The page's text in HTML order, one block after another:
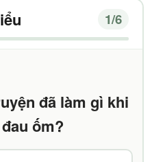
1/6
đã làm gì khi
ốm?